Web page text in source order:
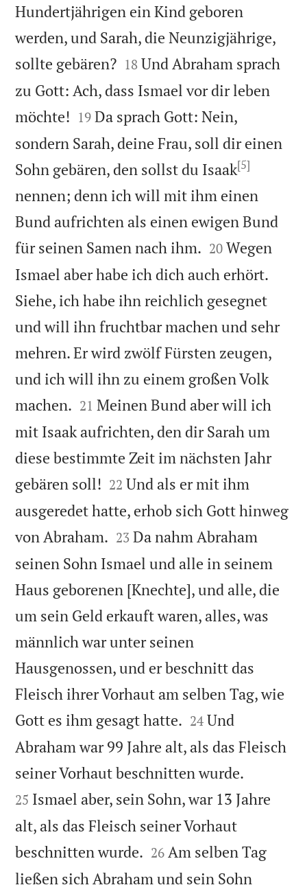
Hundertjährigen ein Kind geboren
werden, und Sarah, die Neunzigjährige,
sollte gebären?
18 Und Abraham sprach
zu Gott: Ach, dass Ismael vor dir leben
möchte! 

19 Da sprach Gott: Nein,
sondern Sarah, deine Frau, soll dir einen
Sohn gebären, den sollst du Isaak[5]
nennen; denn ich will mit ihm einen
Bund aufrichten als einen ewigen Bund
für seinen Samen nach ihm. 

20 Wegen
Ismael aber habe ich dich auch erhört.
Siehe, ich habe ihn reichlich gesegnet
und will ihn fruchtbar machen und sehr
mehren. Er wird zwölf Fürsten zeugen,
und ich will ihn zu einem großen Volk
machen. 

21 Meinen Bund aber will ich
mit Isaak aufrichten, den dir Sarah um
diese bestimmte Zeit im nächsten Jahr
gebären soll! 

22 Und als er mit ihm
ausgeredet hatte, erhob sich Gott hinweg
von Abraham. 

23 Da nahm Abraham
seinen Sohn Ismael und alle in seinem
Haus geborenen [Knechte], und alle, die
um sein Geld erkauft waren, alles, was
männlich war unter seinen
Hausgenossen, und er beschnitt das
Fleisch ihrer Vorhaut am selben Tag, wie
Gott es ihm gesagt hatte. 

24 Und
Abraham war 99 Jahre alt, als das Fleisch
seiner Vorhaut beschnitten wurde.
25 Ismael aber, sein Sohn, war 13 Jahre
alt, als das Fleisch seiner Vorhaut
beschnitten wurde. 

26 Am selben Tag
ließen sich Abraham und sein Sohn